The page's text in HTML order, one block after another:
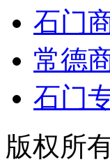
石门
常德
石门
版权所